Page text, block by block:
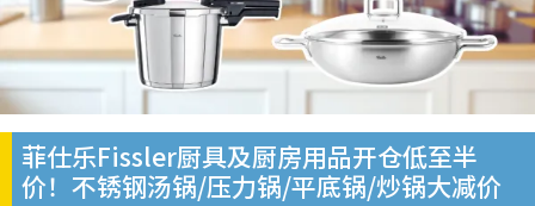
菲仕乐Fissler厨具及厨房用品开仓低至半
价！不锈钢汤锅/压力锅/平底锅/炒锅大减价